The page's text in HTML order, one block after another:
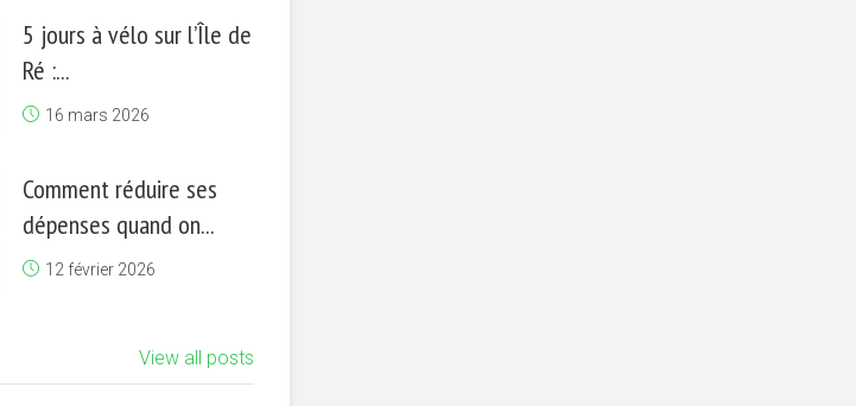
5 jours à vélo sur l’Île de
Ré :...
16 mars 2026
Comment réduire ses
dépenses quand on...
12 février 2026
View all posts